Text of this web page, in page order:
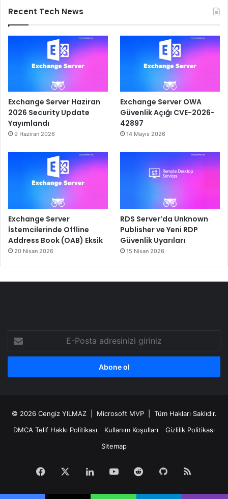
Recent Tech News
Exchange Server Haziran
2026 Security Update
Yayımlandı
9 Haziran 2026
Exchange Server OWA
Güvenlik Açığı CVE-2026-
42897
14 Mayıs 2026
Exchange Server
İstemcilerinde Offline
Address Book (OAB) Eksik
20 Nisan 2026
RDS Server’da Unknown
Publisher ve Yeni RDP
Güvenlik Uyarıları
15 Nisan 2026
Posta
adresinizi
© 2026 Cengiz YILMAZ| Microsoft MVP | Tüm Hakları Saklıdır.
DMCA Telif Hakkı Politikası
Kullanım Koşulları
Gizlilik Politikası
Sitemap
Facebook LinkedInYouTubeRedditGitHubRSS